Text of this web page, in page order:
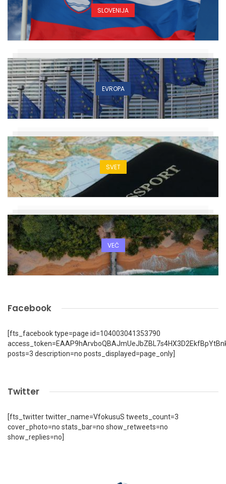
SLOVENIJA
EVROPA
SVET
VEČ
Facebook
[fts_facebook type=page id=104003041353790
posts=3 description=no posts_displayed=page_only]
Twitter
[fts_twitter twitter_name=VfokusuS tweets_count=3
cover_photo=no stats_bar=no show_retweets=no
show_replies=no]